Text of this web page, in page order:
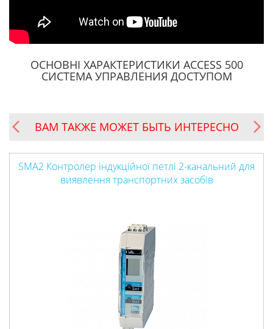
ОСНОВНІ ХАРАКТЕРИСТИКИ ACCESS 500
СИСТЕМА УПРАВЛЕНИЯ ДОСТУПОМ
ВАМ ТАКЖЕ МОЖЕТ БЫТЬ ИНТЕРЕСНО
індукційної петлі 2-канальний для
виявлення транспортних засобів
SMA